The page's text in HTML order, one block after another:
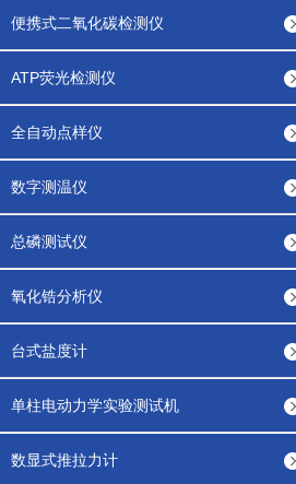
便携式二氧化碳检测仪
ATP荧光检测仪
全自动点样仪
数字测温仪
总磷测试仪
氧化锆分析仪
台式盐度计
单柱电动力学实验测试机
数显式推拉力计